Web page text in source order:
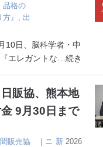
格の
』 , 出
日、脳科学者・中
エレガントな …続き
日販協、熊本地
9月30日まで
販売協
｜ ニ 新 2026